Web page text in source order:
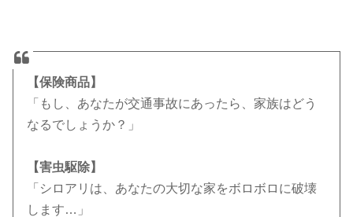
【保険商品】
「もし、あなたが交通事故にあったら、家族はどう
なるでしょうか？」
【害虫駆除】
「シロアリは、あなたの大切な家をボロボロに破壊
します…」